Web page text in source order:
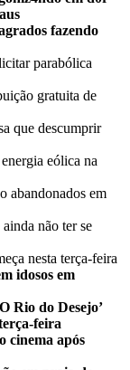
fazendo
parabólica
gratuita de
que descumprir
eólica na
abandonados em
não ter se
nesta terça-feira
idosos em
Rio do Desejo’
feira
cinema após